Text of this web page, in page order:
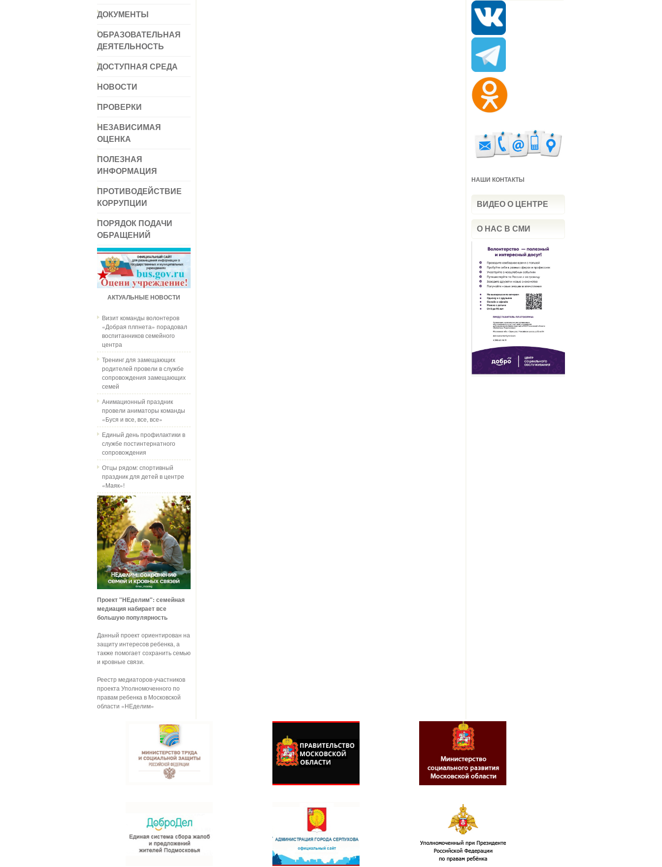
ДОКУМЕНТЫ
ОБРАЗОВАТЕЛЬНАЯ
ДЕЯТЕЛЬНОСТЬ
ДОСТУПНАЯ СРЕДА
НОВОСТИ
ПРОВЕРКИ
НЕЗАВИСИМАЯ
ОЦЕНКА
ПОЛЕЗНАЯ
ИНФОРМАЦИЯ
ПРОТИВОДЕЙСТВИЕ
КОРРУПЦИИ
ПОРЯДОК ПОДАЧИ
ОБРАЩЕНИЙ
АКТУАЛЬНЫЕ НОВОСТИ
Визит команды волонтеров
«Добрая плпнета» порадовал
воспитанников семейного
центра
Тренинг для замещающих
родителей провели в службе
сопровождения замещающих
семей
Анимационный праздник
провели аниматоры команды
«Буся и все, все, все»
Единый день профилактики в
службе постинтернатного
сопровождения
Отцы рядом: спортивный
праздник для детей в центре
«Маяк»!
Проект "НЕделим": семейная
медиация набирает все
большую популярность
Данный проект ориентирован на
защиту интересов ребенка, а
также помогает сохранить семью
и кровные связи.
Реестр медиаторов-участников
проекта Уполномоченного по
правам ребенка в Московской
области «НЕделим»
НАШИ КОНТАКТЫ
ВИДЕО О ЦЕНТРЕ
О НАС В СМИ